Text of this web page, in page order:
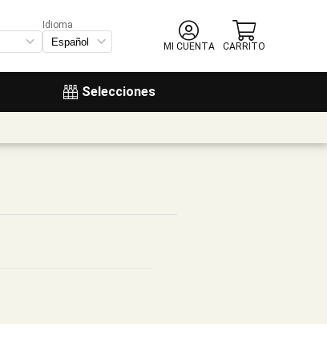
Selecciones
Idioma
MI CUENTA
CARRITO